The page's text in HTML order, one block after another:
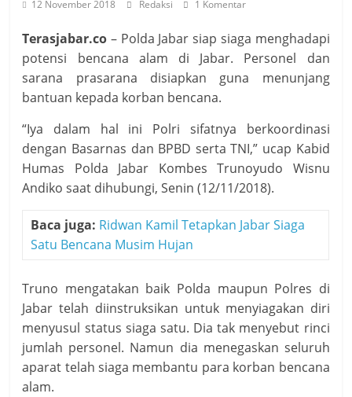
12 November 2018 Redaksi 1 Komentar
Terasjabar.co – Polda Jabar siap siaga menghadapi
potensi bencana alam di Jabar. Personel dan
sarana prasarana disiapkan guna menunjang
bantuan kepada korban bencana.
“Iya dalam hal ini Polri sifatnya berkoordinasi
dengan Basarnas dan BPBD serta TNI,” ucap Kabid
Humas Polda Jabar Kombes Trunoyudo Wisnu
Andiko saat dihubungi, Senin (12/11/2018).
Baca juga: Ridwan Kamil Tetapkan Jabar Siaga
Satu Bencana Musim Hujan
Truno mengatakan baik Polda maupun Polres di
Jabar telah diinstruksikan untuk menyiagakan diri
menyusul status siaga satu. Dia tak menyebut rinci
jumlah personel. Namun dia menegaskan seluruh
aparat telah siaga membantu para korban bencana
alam.